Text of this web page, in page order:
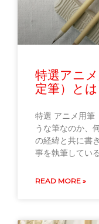
特選アニ
定筆）と
特選 アニメ用筆
うな筆なのか、
の経緯と共に書
事を執筆してい
READ MORE »